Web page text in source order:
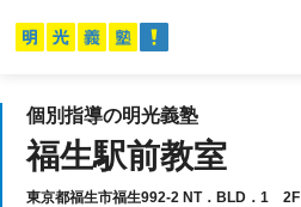
個別指導の明光義塾
福生駅前教室
東京都福生市福生992-2 NT．BLD．1 2F